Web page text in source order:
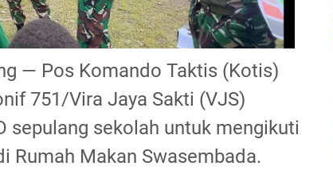
— Pos Komando Taktis (Kotis)
751/Vira Jaya Sakti (VJS)
sepulang sekolah untuk mengikuti
Rumah Makan Swasembada.